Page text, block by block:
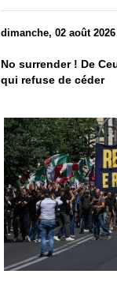
dimanche, 02 août 2026
No surrender ! De
qui refuse de céder